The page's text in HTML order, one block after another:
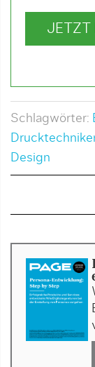
JETZT
Schlagwörter:
Design